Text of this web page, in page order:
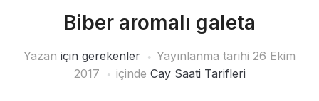
Biber aromalı galeta
Yazan için gerekenler Yayınlanma tarihi 26 Ekim
2017
içinde Cay Saati Tarifleri